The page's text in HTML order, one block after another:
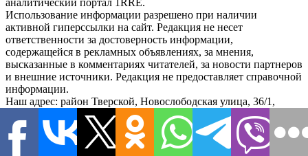
аналитический портал 1RRE.
Использование информации разрешено при наличии
активной гиперссылки на сайт. Редакция не несет
ответственности за достоверность информации,
содержащейся в рекламных объявлениях, за мнения,
высказанные в комментариях читателей, за новости партнеров
и внешние источники. Редакция не предоставляет справочной
информации.
Наш адрес: район Тверской, Новослободская улица, 36/1 ,
103066, м. Менделеевская,-Россия, г.Москва, Тел. +7(495)21-
57-58
Чтобы связаться с редакцией или сообщить обо всех
замеченных ошибках, воспользуйтесь
формой обратной связи